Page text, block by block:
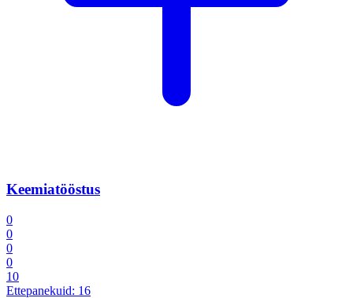
Keemiatööstus
0
0
0
0
10
Ettepanekuid: 16